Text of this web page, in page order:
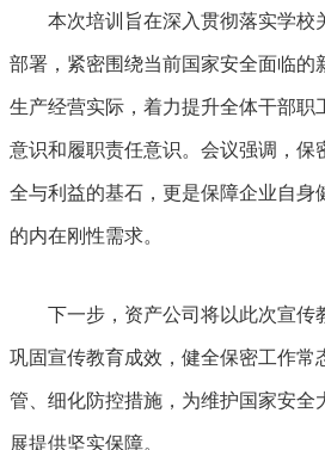
本次培训旨在深入贯彻落实学校
部署，紧密围绕当前国家安全面临的
生产经营实际，着力提升全体干部职
意识和履职责任意识。会议强调，保
全与利益的基石，更是保障企业自身
的内在刚性需求。
下一步，资产公司将以此次宣传
巩固宣传教育成效，健全保密工作常
管、细化防控措施，为维护国家安全
展提供坚实保障。